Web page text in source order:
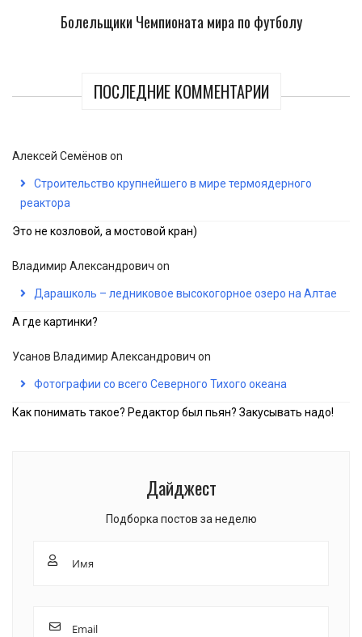
Болельщики Чемпионата мира по футболу
ПОСЛЕДНИЕ КОММЕНТАРИИ
Алексей Семёнов on
Строительство крупнейшего в мире термоядерного
реактора
Это не козловой, а мостовой кран)
Владимир Александрович on
Дарашколь – ледниковое высокогорное озеро на Алтае
А где картинки?
Усанов Владимир Александрович on
Фотографии со всего Северного Тихого океана
Как понимать такое? Редактор был пьян? Закусывать надо!
Дайджест
Подборка постов за неделю